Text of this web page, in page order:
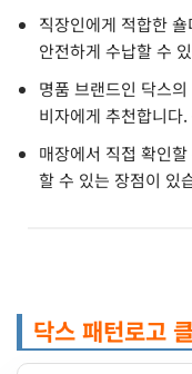
직장인에게 적합한
안전하게 수납할 수
명품 브랜드인 닥스
비자에게 추천합니다.
매장에서 직접 확인
할 수 있는 장점이 있
닥스 패턴로고